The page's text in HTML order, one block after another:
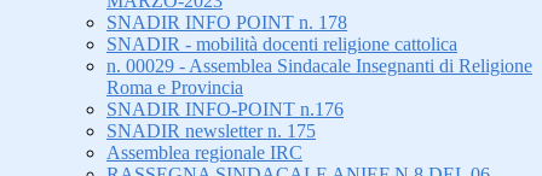
SNADIR INFO POINT n. 178
SNADIR - mobilità docenti religione cattolica
n. 00029 - Assemblea Sindacale Insegnanti di Religione
Roma e Provincia
SNADIR INFO-POINT n.176
SNADIR newsletter n. 175
Assemblea regionale IRC